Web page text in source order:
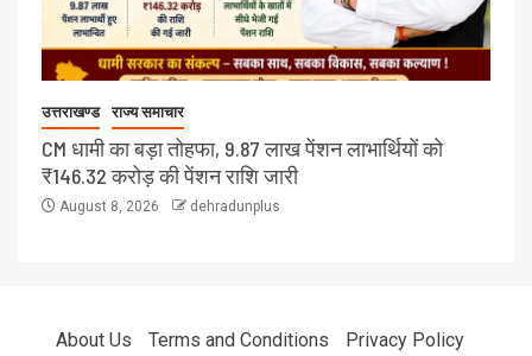
उत्तराखण्ड राज्य समाचार
CM धामी का बड़ा तोहफा, 9.87 लाख पेंशन लाभार्थियों को
₹146.32 करोड़ की पेंशन राशि जारी
August 8, 2026 dehradunplus
About Us Terms and Conditions Privacy Policy